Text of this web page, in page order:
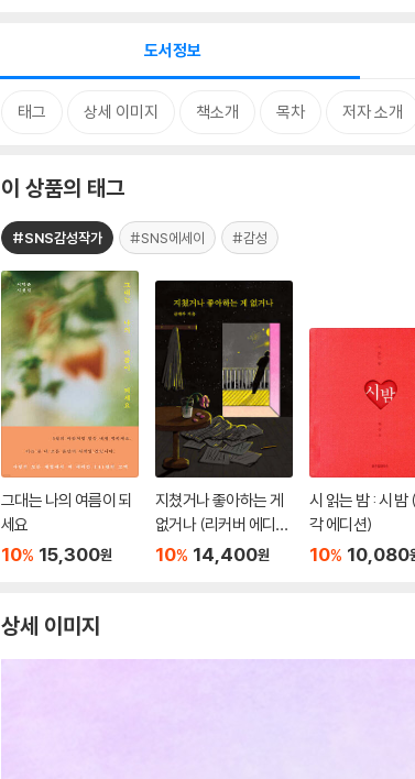
도서정보
태그 상세 이미지 책소개 목차 저자 소개
이 상품의 태그
#SNS감성작가 #SNS에세이 #감성
그대는 나의 여름이 되
세요
10% 15,300원
지쳤거나 좋아하는 게
없거나 (리커버 에디
션)
10% 14,400원
시 읽는 밤 : 시 밤
각 에디션)
10% 10,080
상세 이미지